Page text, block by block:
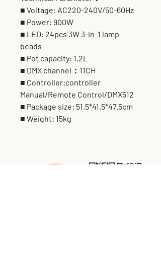
■ Voltage: AC220-240V/50-60Hz
■ Power: 900W
■ LED: 24pcs 3W 3-in-1 lamp
beads
■ Pot capacity: 1.2L
■ DMX channel：11CH
■ Controller:controller
Manual/Remote Control/DMX512
■ Package size: 51.5*41.5*47.5cm
■ Weight: 15kg